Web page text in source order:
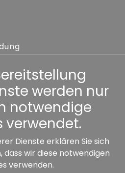
werden nur
notwendige
verwendet.
Dienste erklären Sie sich
wir diese notwendigen
verwenden.